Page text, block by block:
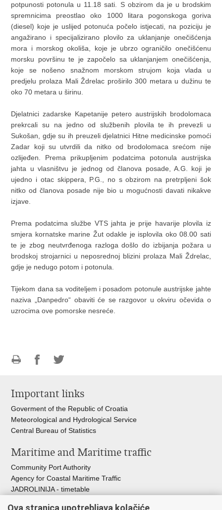
potpunosti potonula u 11.18 sati. S obzirom da je u brodskim
spremnicima preostlao oko 1000 litara pogonskoga goriva
(diesel) koje je uslijed potonuća počelo istjecati, na poziciju je
angažirano i specijalizirano plovilo za uklanjanje onečišćenja
mora i morskog okoliša, koje je ubrzo ograničilo onečišćenu
morsku površinu te je započelo sa uklanjanjem onečišćenja,
koje se nošeno snažnom morskom strujom koja vlada u
predjelu prolaza Mali Ždrelac proširilo 300 metara u dužinu te
oko 70 metara u širinu.
Djelatnici zadarske Kapetanije petero austrijskih brodolomaca
prekrcali su na jedno od službenih plovila te ih prevezli u
Sukošan, gdje su ih preuzeli djelatnici Hitne medicinske pomoći
Zadar koji su utvrdili da nitko od brodolomaca srećom nije
ozlijeđen. Prema prikupljenim podatcima potonula austrijska
jahta u vlasništvu je jednog od članova posade, A.G. koji je
ujedno i otac skippera, P.G., no s obzirom na pretrpljeni šok
nitko od članova posade nije bio u mogućnosti davati nikakve
izjave.
Prema podatcima službe VTS jahta je prije havarije plovila iz
smjera kornatske marine Žut odakle je isplovila oko 08.00 sati
te je zbog neutvrđenoga razloga došlo do izbijanja požara u
brodskoj strojarnici u neposrednoj blizini prolaza Mali Ždrelac,
gdje je nedugo potom i potonula.
Tijekom dana sa voditeljem i posadom potonule austrijske jahte
naziva „Danpedro“ obaviti će se razgovor u okviru očevida o
uzrocima ove pomorske nesreće.
page
FacebookTwitteru
Important links
Goverment of the Republic of Croatia
Meteorological and Hydrological Service
Central Bureau of Statistics
Maritime and Maritime traffic
Community Port Authority
Agency for Coastal Maritime Traffic
JADROLINIJA - timetable
Ova stranica upotrebljava kolačiće